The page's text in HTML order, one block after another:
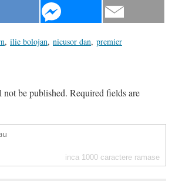
, ilie bolojan, nicusor dan, premier
be published. Required fields are
inca 1000 caractere ramase